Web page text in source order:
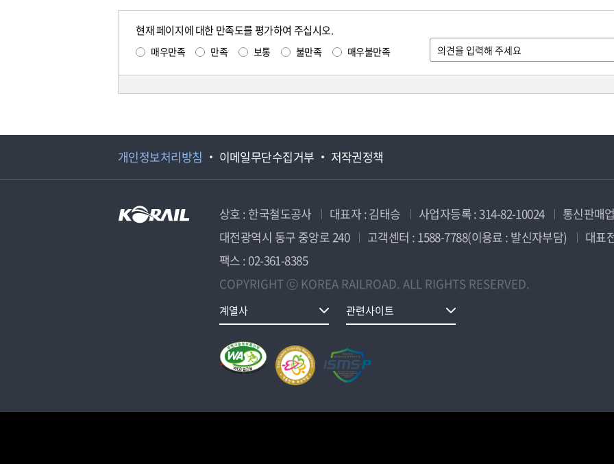
현재 페이지에 대한 만족도를 평가하여 주십시오.
매우만족 만족 보통 불만족 매우불만족
개인정보처리방침 이메일무단수집거부 저작권정책
상호 : 한국철도공사 대표자 : 김태승 사업자등록 : 314-82-10024
통신판매
대전광역시 동구 중앙로 240
고객센터 : 1588-7788(이용료 : 발신자부담)
대표
팩스 : 02-361-8385
COPYRIGHT ⓒ KOREA RAILROAD. ALL RIGHTS RESERVED.
계열사 관련사이트